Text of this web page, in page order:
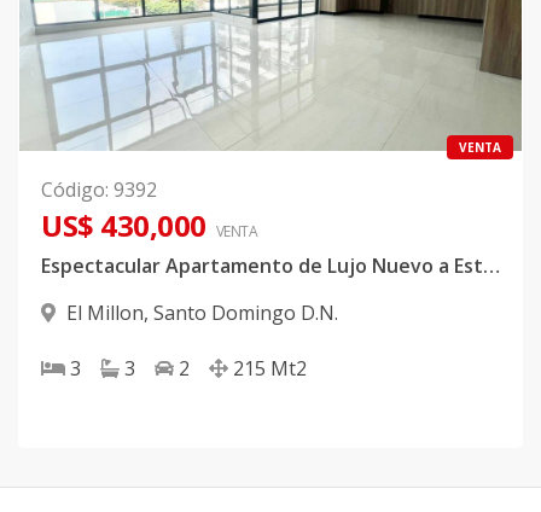
VENTA
Código: 9392
US$ 430,000 VENTA
Espectacular Apartamento de Lujo Nuevo a Estrenar en Torre Exclusiva en El Millón
El Millon, Santo Domingo D.N.
3 3 2 215 Mt2